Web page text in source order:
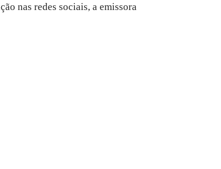
nas redes sociais, a emissora